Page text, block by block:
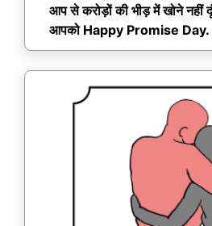
आप से करोड़ों की भीड़ में खोने नहीं
आपको Happy Promise Day.